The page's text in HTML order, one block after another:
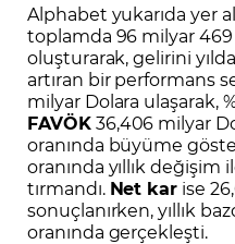
Alphabet yukarıda yer
toplamda 96 milyar
oluşturarak, gelirini
artıran bir performans
milyar Dolara ulaşarak,
FAVÖK36,406 milyar
oranında büyüme
oranında yıllık değişim
tırmandı. Net kar ise
sonuçlanırken, yıllık
oranında gerçekleşti.